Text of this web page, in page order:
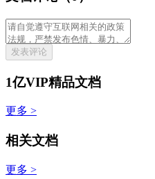
发表评论
1亿VIP精品文档
更多 >
相关文档
更多 >